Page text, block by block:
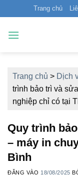
qua
nội
Trang chủ
Trang chủ > Dịch
trình bảo trì và
nghiệp chỉ có tại
Quy trình
– máy in
Bình
ĐĂNG VÀO 18/08/2025